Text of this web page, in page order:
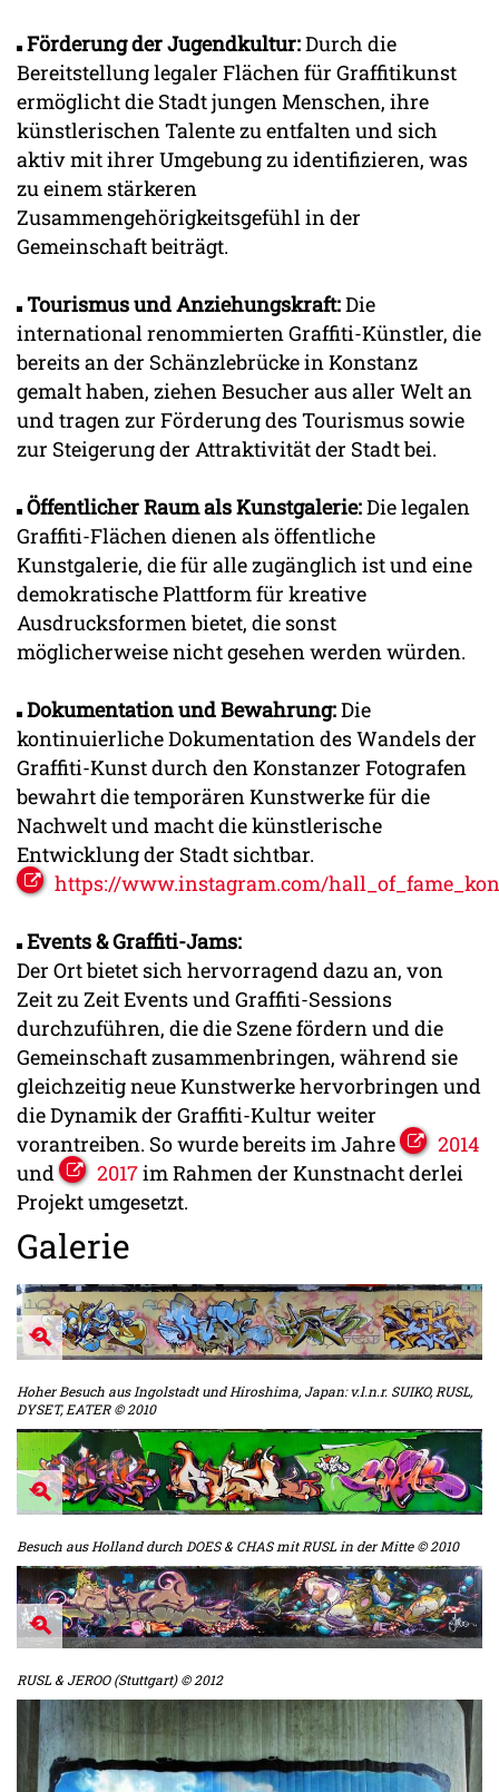
Förderung der Jugendkultur:Durch die
Bereitstellung legaler Flächen für Graffitikunst
ermöglicht die Stadt jungen Menschen, ihre
künstlerischen Talente zu entfalten und sich
aktiv mit ihrer Umgebung zu identifizieren, was
zu einem stärkeren
Zusammengehörigkeitsgefühl in der
Gemeinschaft beiträgt.
Tourismus und Anziehungskraft:Die
international renommierten Graffiti-Künstler, die
bereits an der Schänzlebrücke in Konstanz
gemalt haben, ziehen Besucher aus aller Welt an
und tragen zur Förderung des Tourismus sowie
zur Steigerung der Attraktivität der Stadt bei.
Öffentlicher Raum als Kunstgalerie:Die legalen
Graffiti-Flächen dienen als öffentliche
Kunstgalerie, die für alle zugänglich ist und eine
demokratische Plattform für kreative
Ausdrucksformen bietet, die sonst
möglicherweise nicht gesehen werden würden.
Dokumentation und Bewahrung:Die
kontinuierliche Dokumentation des Wandels der
Graffiti-Kunst durch den Konstanzer Fotografen
bewahrt die temporären Kunstwerke für die
Nachwelt und macht die künstlerische
Entwicklung der Stadt sichtbar.
https://www.instagram.com/
Events & Graffiti-Jams:
Der Ort bietet sich hervorragend dazu an, von
Zeit zu Zeit Events und Graffiti-Sessions
durchzuführen, die die Szene fördern und die
Gemeinschaft zusammenbringen, während sie
gleichzeitig neue Kunstwerke hervorbringen und
die Dynamik der Graffiti-Kultur weiter
vorantreiben. So wurde bereits im Jahre
2014
und
2017im Rahmen der Kunstnacht derlei
Projekt umgesetzt.
Galerie
Hoher Besuch aus Ingolstadt und Hiroshima, Japan: v.l.n.r. SUIKO, RUSL,
DYSET, EATER © 2010
Besuch aus Holland durch DOES & CHAS mit RUSL in der Mitte © 2010
RUSL & JEROO (Stuttgart) © 2012